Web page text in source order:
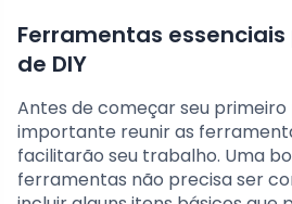
Ferramentas
de DIY
Antes de começar seu primeiro
importante reunir as
facilitarão seu trabalho. Uma
ferramentas não precisa ser